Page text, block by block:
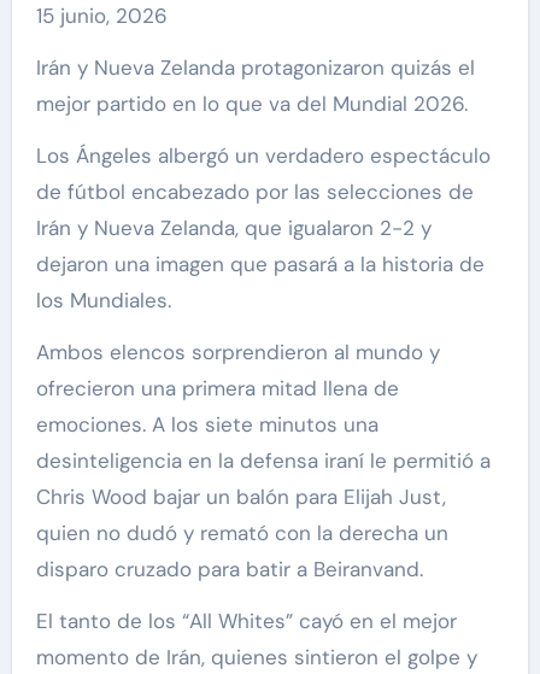
15 junio, 2026
Irán y Nueva Zelanda protagonizaron quizás el
mejor partido en lo que va del Mundial 2026.
Los Ángeles albergó un verdadero espectáculo
de fútbol encabezado por las selecciones de
Irán y Nueva Zelanda, que igualaron 2-2 y
dejaron una imagen que pasará a la historia de
los Mundiales.
Ambos elencos sorprendieron al mundo y
ofrecieron una primera mitad llena de
emociones. A los siete minutos una
desinteligencia en la defensa iraní le permitió a
Chris Wood bajar un balón para Elijah Just,
quien no dudó y remató con la derecha un
disparo cruzado para batir a Beiranvand.
El tanto de los “All Whites” cayó en el mejor
momento de Irán, quienes sintieron el golpe y